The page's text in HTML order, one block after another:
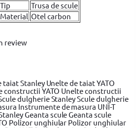
Tip
Trusa de scule
Material Otel carbon
review
taiat Stanley Unelte de taiat YATO
constructii YATO Unelte constructii
dulgherie StanleyScule dulgherie
Instrumente de masura UNI-T
Geanta sculeGeanta scule
Polizor unghiular Polizor unghiular